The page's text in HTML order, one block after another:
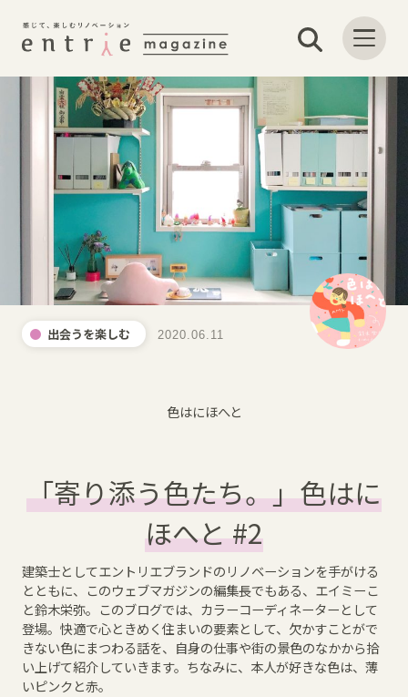
出会うを楽しむ 2020.06.11
色はにほへと
「寄り添う色たち。」色はに
ほへと #2
建築士としてエントリエブランドのリノベーションを手がける
とともに、このウェブマガジンの編集長でもある、エイミーこ
と鈴木栄弥。このブログでは、カラーコーディネーターとして
登場。快適で心ときめく住まいの要素として、欠かすことがで
きない色にまつわる話を、自身の仕事や街の景色のなかから拾
い上げて紹介していきます。ちなみに、本人が好きな色は、薄
いピンクと赤。